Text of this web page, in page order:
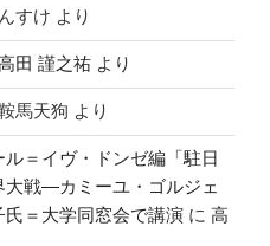
すけ より
田 謹之祐 より
馬天狗 より
＝イヴ・ドンゼ編「駐日
大戦―カミーユ・ゴルジェ
＝大学同窓会で講演 に 高